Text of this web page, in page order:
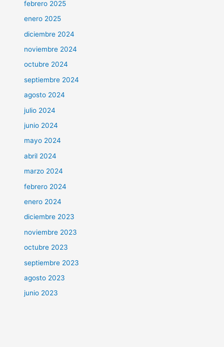
febrero 2025
enero 2025
diciembre 2024
noviembre 2024
octubre 2024
septiembre 2024
agosto 2024
julio 2024
junio 2024
mayo 2024
abril 2024
marzo 2024
febrero 2024
enero 2024
diciembre 2023
noviembre 2023
octubre 2023
septiembre 2023
agosto 2023
junio 2023